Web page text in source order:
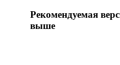
Рекомендуемая
выше